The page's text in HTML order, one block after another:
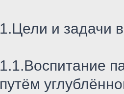
1.Цели и задачи
1.1.Воспитание
путём